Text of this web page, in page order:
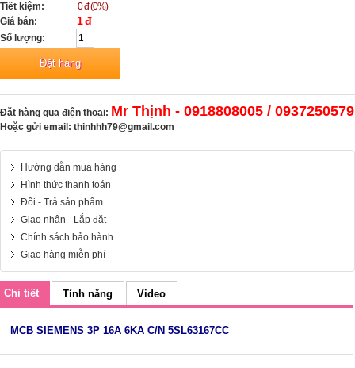
Tiết kiệm:
0 đ (0%)
Giá bán:
1 đ
Số lượng:
Đặt hàng qua điện thoại: Mr Thịnh - 0918808005 / 0937250579
Hoặc gửi email: thinhhh79@gmail.com
Hướng dẫn mua hàng
Hình thức thanh toán
Đổi - Trả sản phẩm
Giao nhận - Lắp đặt
Chính sách bảo hành
Giao hàng miễn phí
Chi tiết Tính năng Video
MCB SIEMENS 3P 16A 6KA C/N 5SL63167CC